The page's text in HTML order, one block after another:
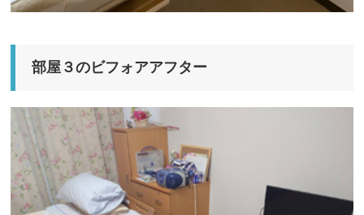
部屋３のビフォアアフター